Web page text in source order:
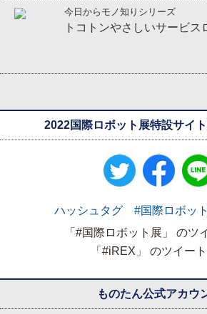
今日からモノ知りシリーズ
トコトンやさしいサービス
2022国際ロボット展特設サイ
ハッシュタグ #国際ロボッ
「#国際ロボット展」 のツ
「#iREX」 のツイー
ものたん公式アカウ